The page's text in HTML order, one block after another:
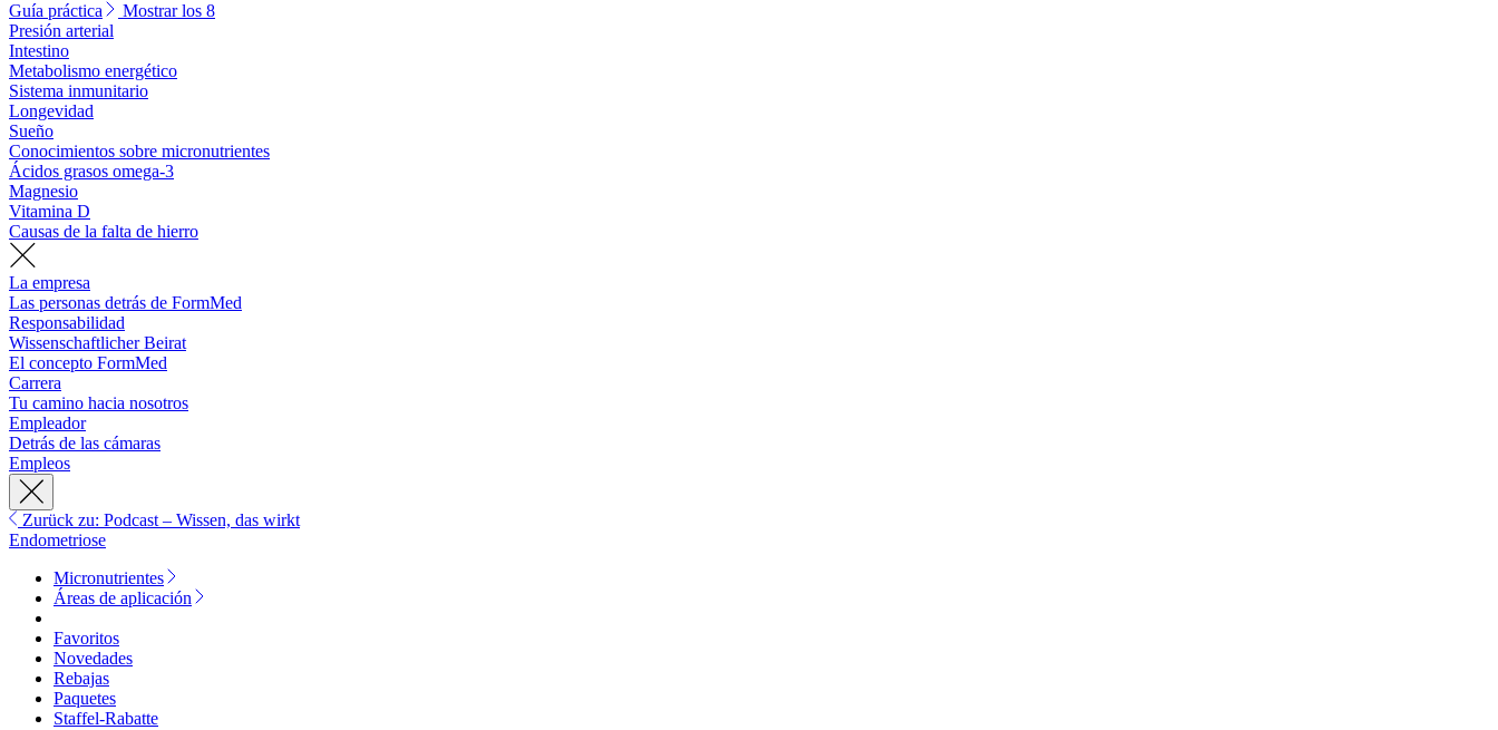
Guía práctica
Mostrar los 8
Presión arterial
Intestino
Metabolismo energético
Sistema inmunitario
Longevidad
Sueño
Conocimientos sobre micronutrientes
Ácidos grasos omega-3
Magnesio
Vitamina D
Causas de la falta de hierro
La empresa
Las personas detrás de FormMed
Responsabilidad
Wissenschaftlicher Beirat
El concepto FormMed
Carrera
Tu camino hacia nosotros
Empleador
Detrás de las cámaras
Empleos
Zurück zu: Podcast – Wissen, das wirkt
Endometriose
Micronutrientes
Áreas de aplicación
Favoritos
Novedades
Rebajas
Paquetes
Staffel-Rabatte